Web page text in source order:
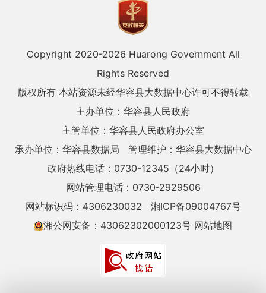
Copyright 2020-2026 Huarong Government All
Rights Reserved
版权所有 本站资源未经华容县大数据中心许可不得转载
主办单位：华容县人民政府
主管单位：华容县人民政府办公室
承办单位：华容县数据局
管理维护：华容县大数据中心
政府热线电话：0730-12345（24小时）
网站管理电话：0730-2929506
网站标识码：4306230032
湘ICP备09004767号
湘公网安备：43062302000123号 网站地图